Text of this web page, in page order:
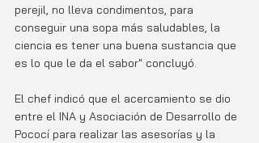
perejil, no lleva condimentos, para
conseguir una sopa más saludables, la
ciencia es tener una buena sustancia que
es lo que le da el sabor" concluyó.
El chef indicó que el acercamiento se dio
entre el INA y Asociación de Desarrollo de
Pococí para realizar las asesorías y la